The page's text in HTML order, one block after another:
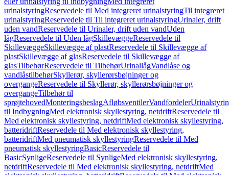
urinalstyringReservedele til Med integreret urinalstyringTil integreret
urinalstyringReservedele til Til integreret urinalstyringUrinaler, drift
uden vandReservedele til Urinaler, drift uden vandUden
lågReservedele til Uden lågSkillevæggeReservedele til
SkillevæggeSkillevægge af plastReservedele til Skillevægge af
plastSkillevægge af glasReservedele til Skillevægge af
glasTilbehørReservedele til TilbehørUrinallågVandlåse og
vandlåstilbehørSkyllerør, skyllerørsbøjninger og
overgangeReservedele til Skyllerør, skyllerørsbøjninger og
overgangeTilbehør til
sprøjtehovedMonteringsbeslagAfløbsventilerVandfordeler
til IndbygningMed elektronisk skyllestyring, netdriftReservedele til
Med elektronisk skyllestyring, netdriftMed elektronisk skyllestyring,
batteridriftReservedele til Med elektronisk skyllestyring,
batteridriftMed pneumatisk skyllestyringReservedele til Med
pneumatisk skyllestyringBasicReservedele til
BasicSynligeReservedele til SynligeMed elektronisk skyllestyring,
netdriftReservedele til Med elektronisk skyllestyring, netdriftMed